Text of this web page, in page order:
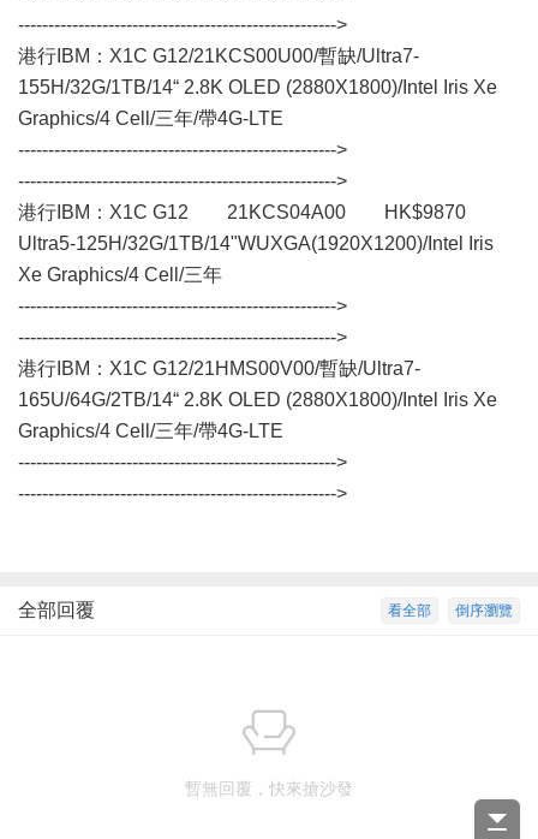
----------------------------------------------------->
港行IBM：X1C G12/21KCS00U00/暫缺/Ultra7-
155H/32G/1TB/14“ 2.8K OLED (2880X1800)/Intel Iris Xe
Graphics/4 Cell/三年/帶4G-LTE
----------------------------------------------------->
----------------------------------------------------->
港行IBM：X1C G12 21KCS04A00 HK$9870
Ultra5-125H/32G/1TB/14"WUXGA(1920X1200)/Intel Iris
Xe Graphics/4 Cell/三年
----------------------------------------------------->
----------------------------------------------------->
港行IBM：X1C G12/21HMS00V00/暫缺/Ultra7-
165U/64G/2TB/14“ 2.8K OLED (2880X1800)/Intel Iris Xe
Graphics/4 Cell/三年/帶4G-LTE
----------------------------------------------------->
----------------------------------------------------->
倒序瀏覽
看全部
全部回覆
暫無回覆，快來搶沙發